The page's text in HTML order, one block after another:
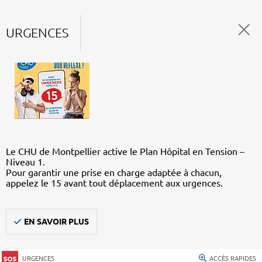
URGENCES
Le CHU de Montpellier active le Plan Hôpital en Tension –
Niveau 1.
Pour garantir une prise en charge adaptée à chacun,
appelez le 15 avant tout déplacement aux urgences.
EN SAVOIR PLUS
URGENCES ACCÈS RAPIDES